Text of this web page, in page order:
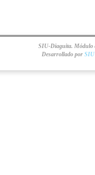
SIU-Diaguita. Módulo
Desarrollado por SIU